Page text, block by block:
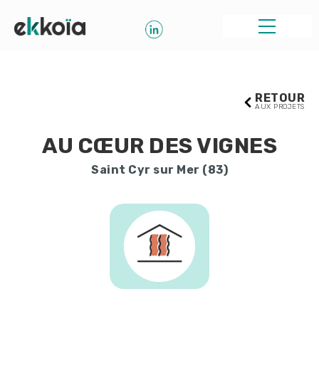
RETOUR
AUX PROJETS
AU CŒUR DES VIGNES
Saint Cyr sur Mer (83)